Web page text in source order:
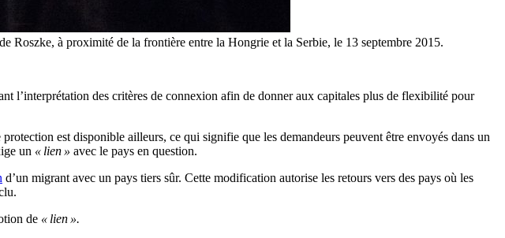
Roszke, à proximité de la frontière entre la Hongrie et la Serbie, le 13 septembre 2015.
l’interprétation des critères de connexion afin de donner aux capitales plus de flexibilité pour
est disponible ailleurs, ce qui signifie que les demandeurs peuvent être envoyés dans un
un « lien » avec le pays en question.
d’un migrant avec un pays tiers sûr. Cette modification autorise les retours vers des pays où les
de « lien ».